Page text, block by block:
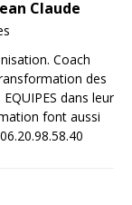
Claude
Coach
des
dans leur
font aussi